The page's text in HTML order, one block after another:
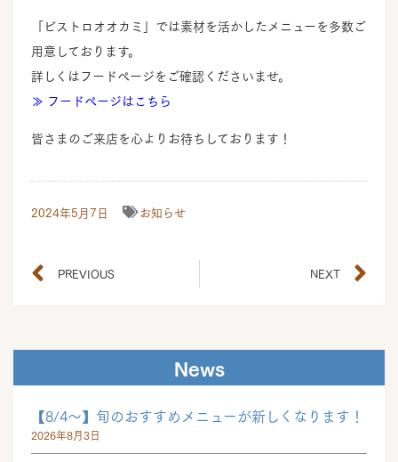
「ビストロオオカミ」では素材を活かしたメニューを多数ご
用意しております。
詳しくはフードページをご確認くださいませ。
≫ フードページはこちら
皆さまのご来店を心よりお待ちしております！
2024年5月7日 お知らせ
PREVIOUS NEXT
News
【8/4～】旬のおすすめメニューが新しくなります！
2026年8月3日